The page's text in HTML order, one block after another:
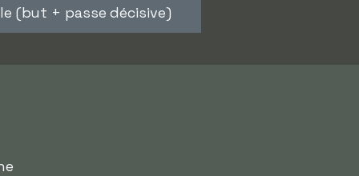
(but + passe décisive)